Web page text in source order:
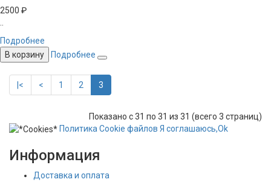
2500 ₽
Подробнее
В корзину
Подробнее
|< < 1 2 3
Показано с 31 по 31 из 31 (всего 3 страниц)
Политика Сookie файлов Я соглашаюсь,Ok
Информация
Доставка и оплата